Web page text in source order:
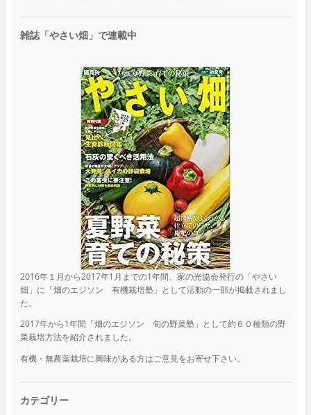
雑誌「やさい畑」で連載中
2016年１月から2017年1月までの1年間、家の光協会発行の「やさい
畑」に「畑のエジソン 有機栽培塾」として活動の一部が掲載されまし
た。
2017年から1年間「畑のエジソン 旬の野菜塾」として約６０種類の野
菜栽培方法を紹介されました。
有機・無農薬栽培に興味がある方はご意見をお寄せ下さい。
カテゴリー